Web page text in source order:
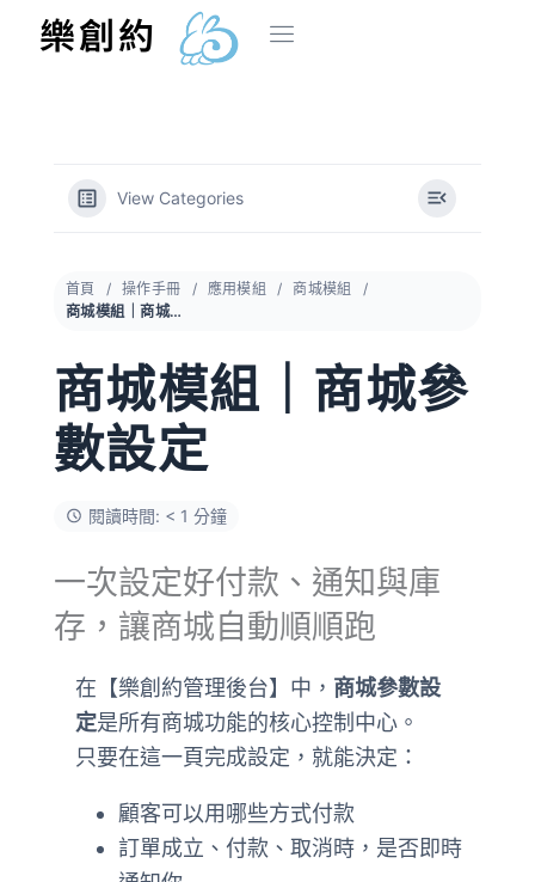
樂創約
View Categories
首頁 操作手冊 應用模組
商城模組
商城模組｜商城參數設定
商城模組｜商城參
數設定
閱讀時間: < 1 分鐘
一次設定好付款、通知與庫
存，讓商城自動順順跑
在【樂創約管理後台】中， 商城參數設
定是所有商城功能的核心控制中心。
只要在這一頁完成設定，就能決定：
顧客可以用哪些方式付款
訂單成立、付款、取消時，是否即時